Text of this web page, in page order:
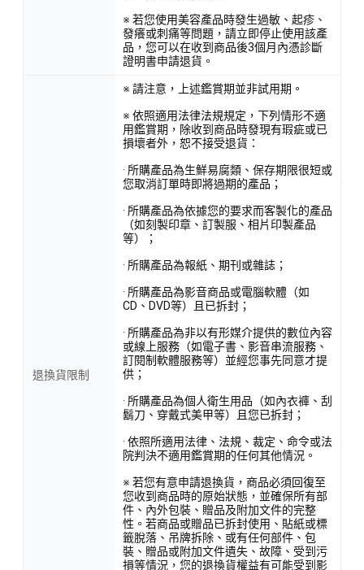
※ 若您使用美容產品時發生過敏、起疹、
發癢或刺痛等問題，請立即停止使用該產
品，您可以在收到商品後3個月內憑診斷
證明書申請退貨。
退換貨限制
※ 請注意，上述鑑賞期並非試用期。
※ 依照適用法律法規規定，下列情形不適
用鑑賞期，除收到商品時發現有瑕疵或已
損壞者外，恕不接受退貨：
· 所購產品為生鮮易腐類、保存期限很短或
您取消訂單時即將過期的產品；
· 所購產品為依據您的要求而客製化的產品
（如刻製印章、訂製服、相片印製產品
等）；
· 所購產品為報紙、期刊或雜誌；
· 所購產品為影音商品或電腦軟體（如
CD、DVD等）且已拆封；
· 所購產品為非以有形媒介提供的數位內容
或線上服務（如電子書、影音串流服務、
訂閱制軟體服務等）並經您事先同意才提
供；
· 所購產品為個人衛生用品（如內衣褲、刮
鬍刀、穿戴式美甲等）且您已拆封；
· 依照所適用法律、法規、裁定、命令或法
院判決不適用鑑賞期的任何其他情況。
※ 若您有意申請退換貨，商品必須回復至
您收到商品時的原始狀態，並確保所有部
件、內外包裝、贈品及附加文件的完整
性。若商品或贈品已拆封使用、貼紙或標
籤脫落、吊牌拆除、或有任何部件、包
裝、贈品或附加文件遺失、故障、受到污
損等情況，您的退換貨權益有可能受到影